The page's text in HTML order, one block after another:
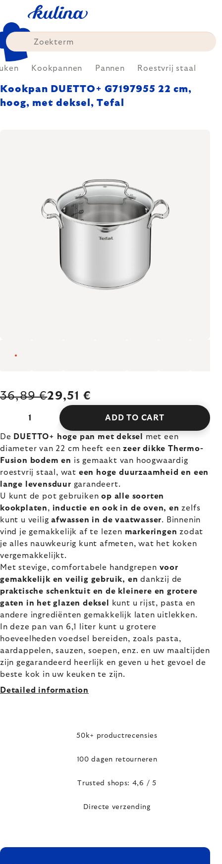
content
Kookpannen Pannen Roestvrij staal
Kookpan DUETTO+ G7197955 22 cm,
hoog, met deksel, Tefal
36,89 €29,51 €
ADD TO CART
De DUETTO+ hoge pan met deksel
met een
diameter van 22 cm heeft eenzeer dikke Thermo-
Fusion bodem en is gemaakt van hoogwaardig
roestvrij staal, wat een hoge duurzaamheid en een
lange levensduur garandeert.
U kunt de pot gebruikenop alle soorten
kookplaten, inductie en ook in de oven, en zelfs
kunt u veilig afwassen in de vaatwasser. Binnenin
vind je gemakkelijk af te lezen markeringen zodat
je alles nauwkeurig kunt afmeten, wat het koken
vergemakkelijkt.
Met stevige, comfortabele handgrepen voor
gemakkelijk en veilig gebruik, endankzij de
praktische schenktuit en de kleinere en grotere
gaten in het glazen deksel
kunt u rijst, pasta en
andere ingrediënten gemakkelijk laten uitlekken.
In deze pan van 6,1 liter kunt u grotere
hoeveelheden voedsel bereiden, zoals pasta,
aardappelen, sauzen, soepen, enz. en uw maaltijden
zijn gegarandeerd heerlijk en geven u het gevoel de
beste kok in uw keuken te zijn.
Detailed information
50k+ productrecensies
100 dagen retourneren
Trusted shops: 4,6 / 5
Directe verzending
FOOTER